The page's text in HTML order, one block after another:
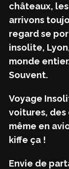
châteaux,
arrivons
regard se
insolite,
monde
Souvent.
Voyage
voitures,
même en
kiffe ça !
Envie de